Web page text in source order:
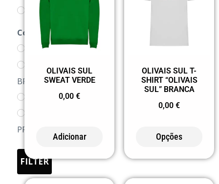
9/10
11/12
Cor
0 BRANCO
BRANCO/MARINHO
02 PRETO
PRETO/CINZA
05 AZUL
0501 AZUL E
FILTER
OLIVAIS SUL
SWEAT VERDE
0,00 €
Adicionar
OLIVAIS SUL T-
SHIRT “OLIVAIS
SUL” BRANCA
0,00 €
Opções